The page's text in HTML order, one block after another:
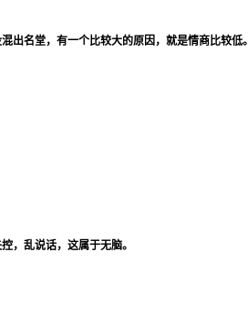
出名堂，有一个比较大的原因，就是情商比较低。
，乱说话，这属于无脑。